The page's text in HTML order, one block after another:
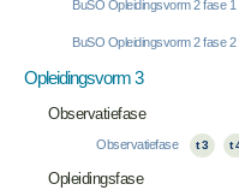
BuSO Opleidingsvorm 2 fase 1
BuSO Opleidingsvorm 2 fase 2
Opleidingsvorm 3
Observatiefase
Observatiefase t 3 t
Opleidingsfase